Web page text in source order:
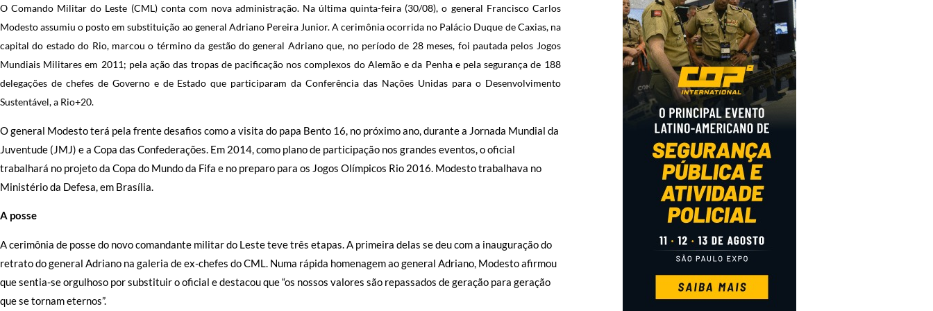
O Comando Militar do Leste (CML) conta com nova administração. Na última quinta-feira (30/08), o general Francisco Carlos
Modesto assumiu o posto em substituição ao general Adriano Pereira Junior. A cerimônia ocorrida no Palácio Duque de Caxias, na
capital do estado do Rio, marcou o término da gestão do general Adriano que, no período de 28 meses, foi pautada pelos Jogos
Mundiais Militares em 2011; pela ação das tropas de pacificação nos complexos do Alemão e da Penha e pela segurança de 188
delegações de chefes de Governo e de Estado que participaram da Conferência das Nações Unidas para o Desenvolvimento
Sustentável, a Rio+20.
O general Modesto terá pela frente desafios como a visita do papa Bento 16, no próximo ano, durante a Jornada Mundial da
Juventude (JMJ) e a Copa das Confederações. Em 2014, como plano de participação nos grandes eventos, o oficial
trabalhará no projeto da Copa do Mundo da Fifa e no preparo para os Jogos Olímpicos Rio 2016. Modesto trabalhava no
Ministério da Defesa, em Brasília.
A posse
A cerimônia de posse do novo comandante militar do Leste teve três etapas. A primeira delas se deu com a inauguração do
retrato do general Adriano na galeria de ex-chefes do CML. Numa rápida homenagem ao general Adriano, Modesto afirmou
que sentia-se orgulhoso por substituir o oficial e destacou que “os nossos valores são repassados de geração para geração
que se tornam eternos”.